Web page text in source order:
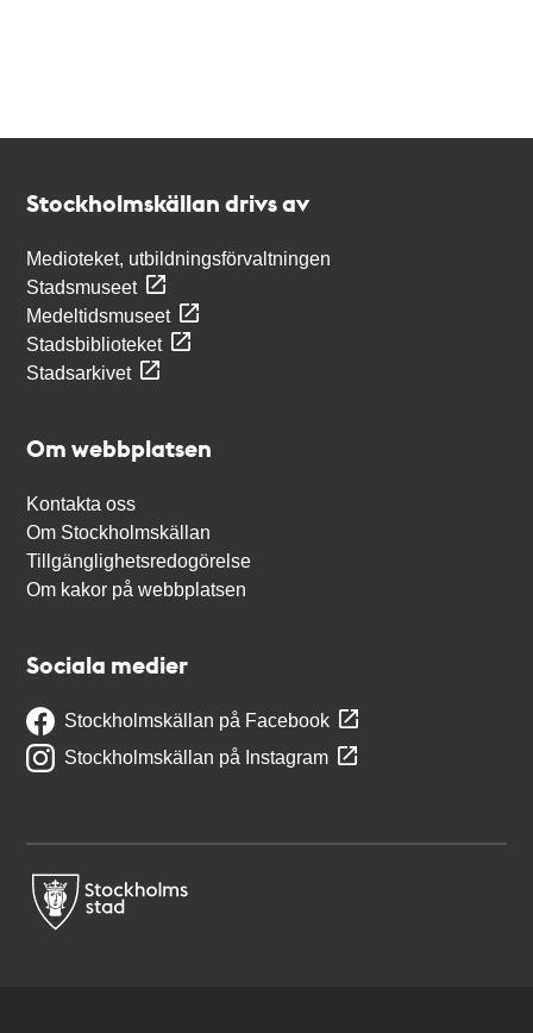
Stockholmskällan drivs av
Medioteket, utbildningsförvaltningen
Stadsmuseet
Medeltidsmuseet
Stadsbiblioteket
Stadsarkivet
Om webbplatsen
Kontakta oss
Om Stockholmskällan
Tillgänglighetsredogörelse
Om kakor på webbplatsen
Sociala medier
Stockholmskällan på Facebook
Stockholmskällan på Instagram